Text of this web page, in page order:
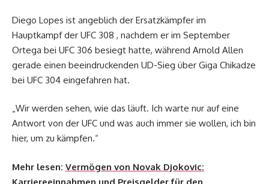
Diego Lopes ist angeblich der Ersatzkämpfer im
Hauptkampf der UFC 308 , nachdem er im September
Ortega bei UFC 306 besiegt hatte, während Arnold Allen
gerade einen beeindruckenden UD-Sieg über Giga Chikadze
bei UFC 304 eingefahren hat.
„Wir werden sehen, wie das läuft. Ich warte nur auf eine
Antwort von der UFC und was auch immer sie wollen, ich bin
hier, um zu kämpfen.“
Mehr lesen: Vermögen von Novak Djokovic:
Karriereeinnahmen und Preisgelder für den